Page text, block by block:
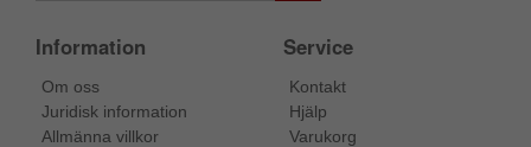
Information
Om oss
Juridisk information
Allmänna villkor
Service
Kontakt
Hjälp
Varukorg